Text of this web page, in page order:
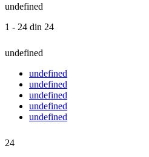
undefined
1 - 24 din 24
undefined
undefined
undefined
undefined
undefined
undefined
24